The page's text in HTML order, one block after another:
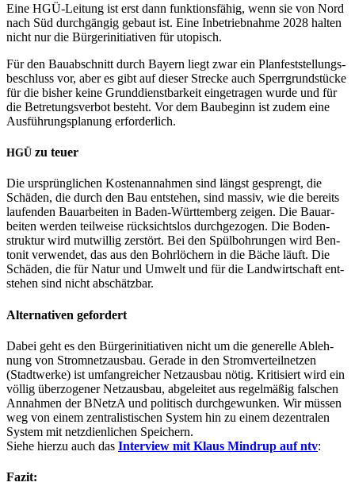
Eine HGÜ-Lei­tung ist erst dann funk­ti­ons­fä­hig, wenn sie von Nord
nach Süd durch­gän­gig gebaut ist. Eine Inbe­trieb­nah­me 2028 hal­ten
nicht nur die Bür­ger­initia­ti­ven für uto­pisch.
Für den Bau­ab­schnitt durch Bay­ern liegt zwar ein Plan­fest­stel­lungs­
be­schluss vor, aber es gibt auf die­ser Stre­cke auch Sperr­grund­stü­cke
für die bis­her kei­ne Grund­dienst­bar­keit ein­ge­tra­gen wur­de und für
die Betre­tungs­ver­bot besteht. Vor dem Bau­be­ginn ist zudem eine
Aus­füh­rungs­pla­nung erfor­der­lich.
HGÜ zu teu­er
Die ursprüng­li­chen Kos­ten­an­nah­men sind längst gesprengt, die
Schä­den, die durch den Bau ent­ste­hen, sind mas­siv, wie die bereits
lau­fen­den Bau­ar­bei­ten in Baden-Würt­tem­berg zei­gen. Die Bau­ar­
bei­ten wer­den teil­wei­se rück­sichts­los durch­ge­zo­gen. Die Boden­
struk­tur wird mut­wil­lig zer­stört. Bei den Spül­boh­run­gen wird Ben­
to­nit ver­wen­det, das aus den Bohr­lö­chern in die Bäche läuft. Die
Schä­den, die für Natur und Umwelt und für die Land­wirt­schaft ent­
ste­hen sind nicht abschätz­bar.
Alter­na­ti­ven gefor­dert
Dabei geht es den Bür­ger­initia­ti­ven nicht um die gene­rel­le Ableh­
nung von Strom­netz­aus­bau. Gera­de in den Strom­ver­teil­net­zen
(Stadt­wer­ke) ist umfang­rei­cher Netz­aus­bau nötig. Kri­ti­siert wird ein
völ­lig über­zo­ge­ner Netz­aus­bau, abge­lei­tet aus regel­mä­ßig fal­schen
Annah­men der BNetzA und poli­tisch durch­ge­wun­ken. Wir müs­sen
weg von einem zen­tra­lis­ti­schen Sys­tem hin zu einem dezen­tra­len
Sys­tem mit netz­dien­li­chen Speichern.
Sie­he hier­zu auch das Inter­view mit Klaus Min­drup auf ntv:
Fazit: